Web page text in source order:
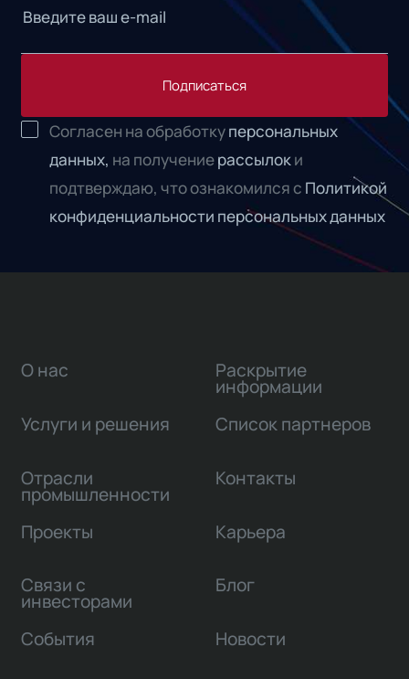
Подписаться
Согласен на обработкуперсональных
данных, на получениерассылоки
подтверждаю, что ознакомился с Политикой
конфиденциальности персональных данных
О нас
Услуги и решения
Отрасли
промышленности
Проекты
Связи с
инвесторами
Раскрытие
информации
Список партнеров
Контакты
Карьера
Блог
События Новости